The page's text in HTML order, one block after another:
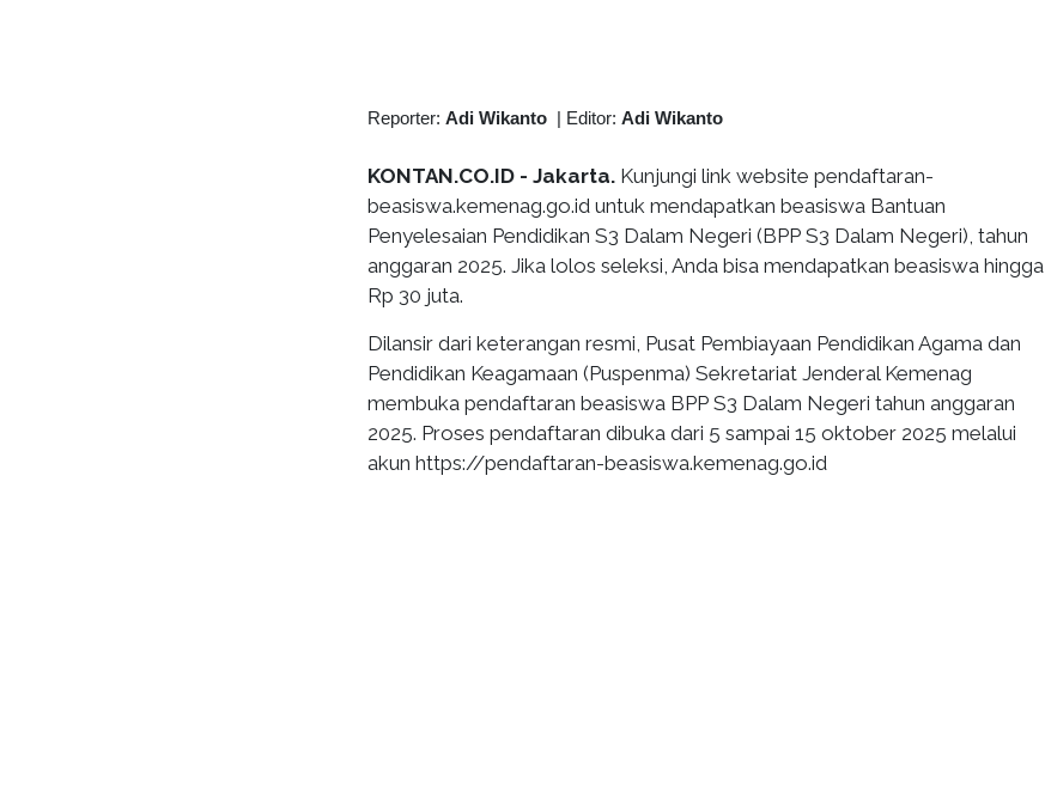
Reporter: Adi Wikanto | Editor: Adi Wikanto
KONTAN.CO.ID - Jakarta. Kunjungi link website pendaftaran-
beasiswa.kemenag.go.id untuk mendapatkan beasiswa Bantuan
Penyelesaian Pendidikan S3 Dalam Negeri (BPP S3 Dalam Negeri), tahun
anggaran 2025. Jika lolos seleksi, Anda bisa mendapatkan beasiswa hingga
Rp 30 juta.
Dilansir dari keterangan resmi, Pusat Pembiayaan Pendidikan Agama dan
Pendidikan Keagamaan (Puspenma) Sekretariat Jenderal Kemenag
membuka pendaftaran beasiswa BPP S3 Dalam Negeri tahun anggaran
2025. Proses pendaftaran dibuka dari 5 sampai 15 oktober 2025 melalui
akun https://pendaftaran-beasiswa.kemenag.go.id